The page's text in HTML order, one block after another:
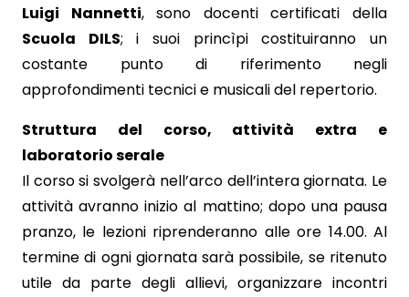
Luigi Nannetti, sono docenti certificati della
Scuola DILS; i suoi princìpi costituiranno un
costante punto di riferimento negli
approfondimenti tecnici e musicali del repertorio.
Struttura del corso, attività extra e
laboratorio serale
Il corso si svolgerà nell’arco dell’intera giornata. Le
attività avranno inizio al mattino; dopo una pausa
pranzo, le lezioni riprenderanno alle ore 14.00. Al
termine di ogni giornata sarà possibile, se ritenuto
utile da parte degli allievi, organizzare incontri